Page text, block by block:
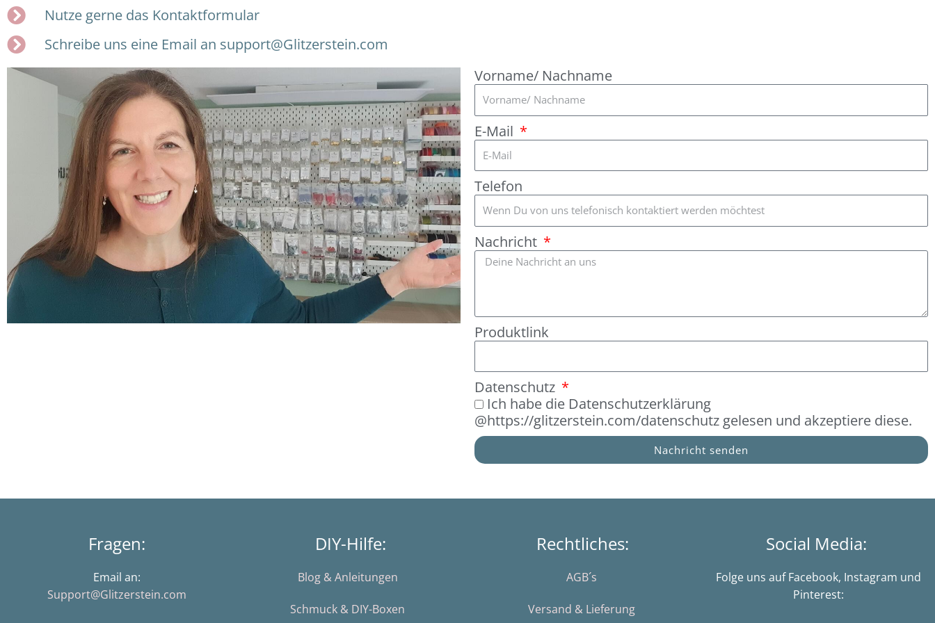
Nutze gerne das Kontaktformular
Schreibe uns eine Email an support@Glitzerstein.com
Vorname/ Nachname
E-Mail
Telefon
Nachricht
Produktlink
Datenschutz
Ich habe die Datenschutzerklärung
@https://glitzerstein.com/datenschutz gelesen und akzeptiere diese.
Nachricht senden
Fragen:
Email an:
Support@Glitzerstein.com
DIY-Hilfe:
Blog & Anleitungen
Schmuck & DIY-Boxen
Rechtliches:
AGB´s
Versand & Lieferung
Social Media:
Folge uns auf Facebook, Instagram und
Pinterest: